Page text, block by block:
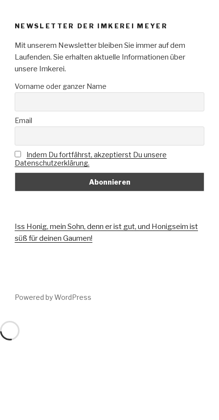
NEWSLETTER DER IMKEREI MEYER
Mit unserem Newsletter bleiben Sie immer auf dem
Laufenden. Sie erhalten aktuelle Informationen über
unsere Imkerei.
Vorname oder ganzer Name
Email
Indem Du fortfährst, akzeptierst Du unsere
Datenschutzerklärung.
Iss Honig, mein Sohn, denn er ist gut, und Honigseim ist
süß für deinen Gaumen!
Powered by WordPress